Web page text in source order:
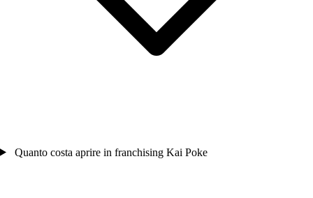
Quanto costa aprire in franchising Kai Poke